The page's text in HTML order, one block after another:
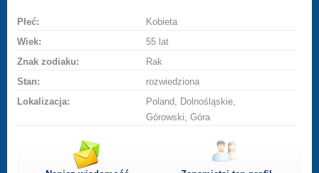
Płeć:
Kobieta
Wiek:
55 lat
Znak zodiaku:
Rak
Stan:
rozwiedziona
Lokalizacja:
Poland, Dolnośląskie,
Górowski, Góra